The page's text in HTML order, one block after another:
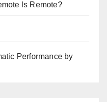
Is Remote?
Performance by